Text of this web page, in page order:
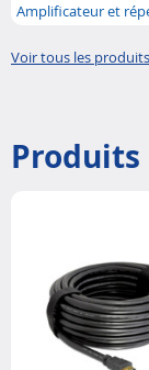
Amplificateur et
Voir tous les
Produits